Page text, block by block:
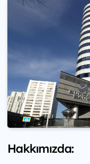
Hakkımızda: